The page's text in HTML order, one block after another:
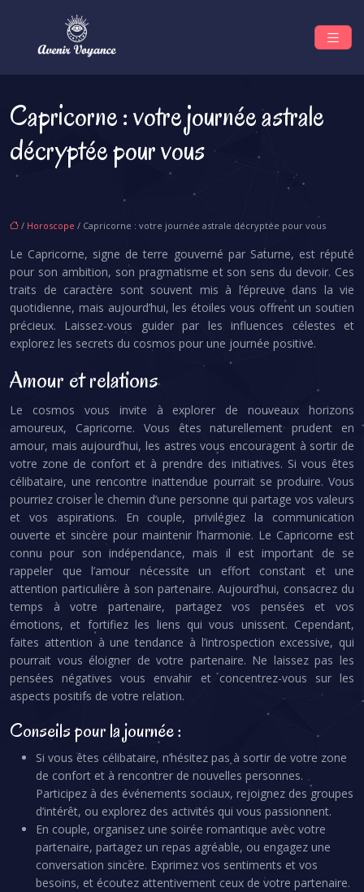
Capricorne : votre journée astrale
décryptée pour vous
/ Horoscope / Capricorne : votre journée astrale décryptée pour vous
Le Capricorne, signe de terre gouverné par Saturne, est réputé
pour son ambition, son pragmatisme et son sens du devoir. Ces
traits de caractère sont souvent mis à l’épreuve dans la vie
quotidienne, mais aujourd’hui, les étoiles vous offrent un soutien
précieux. Laissez-vous guider par les influences célestes et
explorez les secrets du cosmos pour une journée positive.
Amour et relations
Le cosmos vous invite à explorer de nouveaux horizons
amoureux, Capricorne. Vous êtes naturellement prudent en
amour, mais aujourd’hui, les astres vous encouragent à sortir de
votre zone de confort et à prendre des initiatives. Si vous êtes
célibataire, une rencontre inattendue pourrait se produire. Vous
pourriez croiser le chemin d’une personne qui partage vos valeurs
et vos aspirations. En couple, privilégiez la communication
ouverte et sincère pour maintenir l’harmonie. Le Capricorne est
connu pour son indépendance, mais il est important de se
rappeler que l’amour nécessite un effort constant et une
attention particulière à son partenaire. Aujourd’hui, consacrez du
temps à votre partenaire, partagez vos pensées et vos
émotions, et fortifiez les liens qui vous unissent. Cependant,
faites attention à une tendance à l’introspection excessive, qui
pourrait vous éloigner de votre partenaire. Ne laissez pas les
pensées négatives vous envahir et concentrez-vous sur les
aspects positifs de votre relation.
Conseils pour la journée :
Si vous êtes célibataire, n’hésitez pas à sortir de votre zone
de confort et à rencontrer de nouvelles personnes.
Participez à des événements sociaux, rejoignez des groupes
d’intérêt, ou explorez des activités qui vous passionnent.
En couple, organisez une soirée romantique avec votre
partenaire, partagez un repas agréable, ou engagez une
conversation sincère. Exprimez vos sentiments et vos
besoins, et écoutez attentivement ceux de votre partenaire.